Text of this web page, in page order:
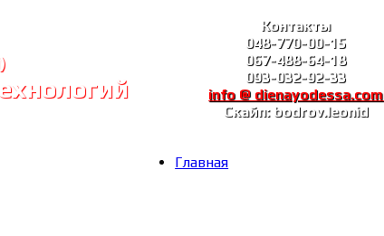
Контакты
048-770-00-15
067-488-64-18
093-032-92-33
info @ dienayodessa.com
Скайп: bodrov.leonid
Главная